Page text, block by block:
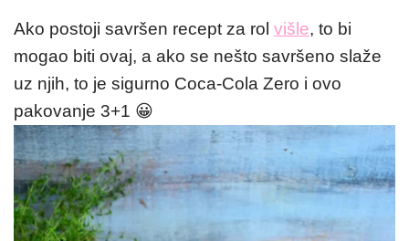
c
e
b
o
o
k
er
e
st
er at
s
A
p
p
ss
e
n
g
er
ar
e
Ako postoji savršen recept za rol višle, to bi
mogao biti ovaj, a ako se nešto savršeno slaže
uz njih, to je sigurno Coca-Cola Zero i ovo
pakovanje 3+1 😀